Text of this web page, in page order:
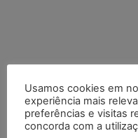
Usamos cookies em
experiência mais
preferências e visitas
concorda com a